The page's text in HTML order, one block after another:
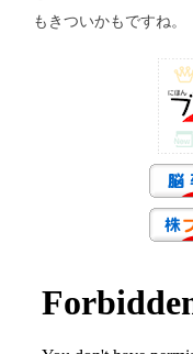
もきついかもですね。